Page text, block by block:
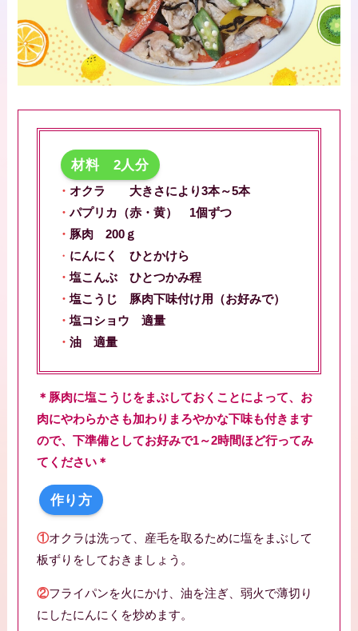
材料 2人分
・オクラ 大きさにより3本～5本
・パプリカ（赤・黄） 1個ずつ
・ 豚肉 200ｇ
・ にんにく ひとかけら
・塩こんぶ ひとつかみ程
・塩こうじ 豚肉下味付け用（お好みで）
・塩コショウ 適量
・油 適量
＊豚肉に塩こうじをまぶしておくことによって、お
肉にやわらかさも加わりまろやかな下味も付きます
ので、下準備としてお好みで1～2時間ほど行ってみ
てください＊
作り方
①オクラは洗って、産毛を取るために塩をまぶして
板ずりをしておきましょう。
②フライパンを火にかけ、油を注ぎ、弱火で薄切り
にしたにんにくを炒めます。